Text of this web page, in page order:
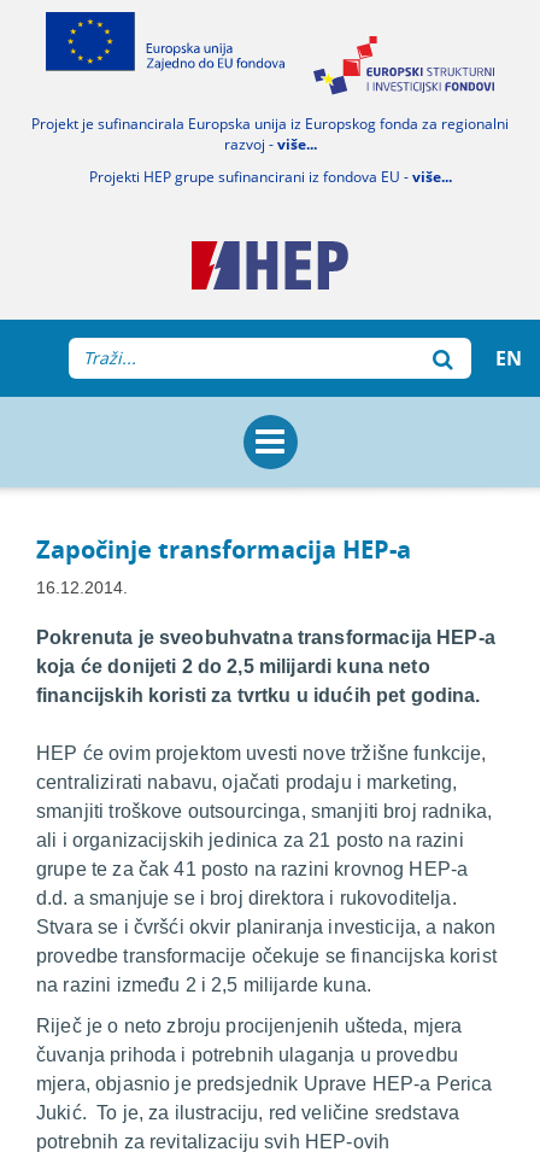
Projekt je sufinancirala Europska unija iz Europskog fonda za regionalni
razvoj -više...
Projekti HEP grupe sufinancirani iz fondova EU -više...
EN
Započinje transformacija HEP-a
16.12.2014.
Pokrenuta je sveobuhvatna transformacija HEP-a
koja će donijeti 2 do 2,5 milijardi kuna neto
financijskih koristi za tvrtku u idućih pet godina.
HEP će ovim projektom uvesti nove tržišne funkcije,
centralizirati nabavu, ojačati prodaju i marketing,
smanjiti troškove outsourcinga, smanjiti broj radnika,
ali i organizacijskih jedinica za 21 posto na razini
grupe te za čak 41 posto na razini krovnog HEP-a
d.d. a smanjuje se i broj direktora i rukovoditelja.
Stvara se i čvršći okvir planiranja investicija, a nakon
provedbe transformacije očekuje se financijska korist
na razini između 2 i 2,5 milijarde kuna.
Riječ je o neto zbroju procijenjenih ušteda, mjera
čuvanja prihoda i potrebnih ulaganja u provedbu
mjera, objasnio je predsjednik Uprave HEP-a Perica
Jukić.To je, za ilustraciju, red veličine sredstava
potrebnih za revitalizaciju svih HEP-ovih